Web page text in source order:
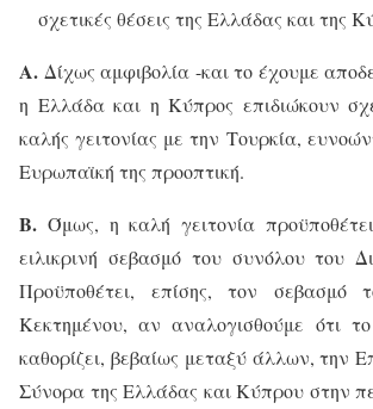
σχετικές θέσεις της Ελλάδας και της
Α. Δίχως αμφιβολία -και το έχουμε
η Ελλάδα και η Κύπρος επιδιώκουν
καλής γειτονίας με την Τουρκία,
Ευρωπαϊκή της προοπτική.
Β. Όμως, η καλή γειτονία προϋποθέτει
ειλικρινή σεβασμό του συνόλου του
Προϋποθέτει, επίσης, τον σεβασμό
Κεκτημένου, αν αναλογισθούμε ότι
καθορίζει, βεβαίως μεταξύ άλλων, την
Σύνορα της Ελλάδας και Κύπρου στην